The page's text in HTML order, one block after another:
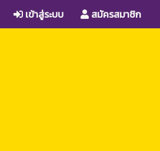
เข้าสู่ระบบ สมัครสมาชิก